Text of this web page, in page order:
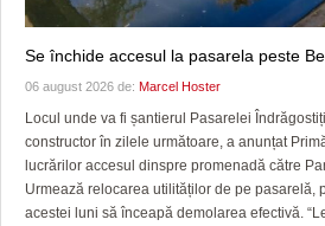
Se închide accesul la pasarela peste
06 august 2026 de: Marcel Hoster
Locul unde va fi șantierul Pasarelei
constructor în zilele următoare, a anunțat
lucrărilor accesul dinspre promenadă către
Urmează relocarea utilităților de pe pasarelă,
acestei luni să înceapă demolarea efectivă.